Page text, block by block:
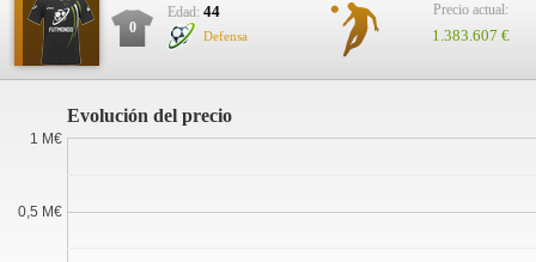
0
Edad: 44
Defensa
Precio actual:
1.383.607 €
Evolución del precio
0,5 M€
1 M€